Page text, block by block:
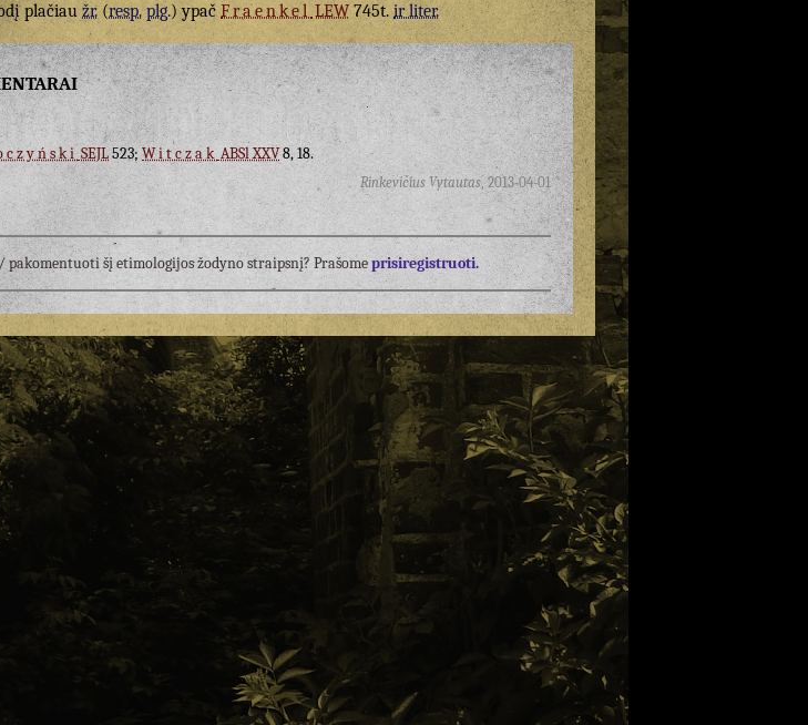
plačiau žr.(resp. plg.) ypačFraenkel LEW745t.ir liter.
SEJL523; Witczak ABSl XXV8, 18.
Rinkevičius Vytautas,2013-04-01
šį etimologijos žodyno straipsnį? Prašomeprisiregistruoti.